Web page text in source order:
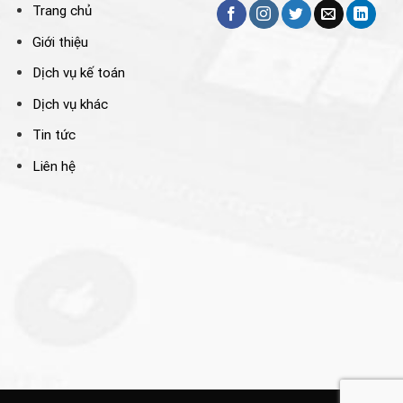
Trang chủ
Giới thiệu
Dịch vụ kế toán
Dịch vụ khác
Tin tức
Liên hệ